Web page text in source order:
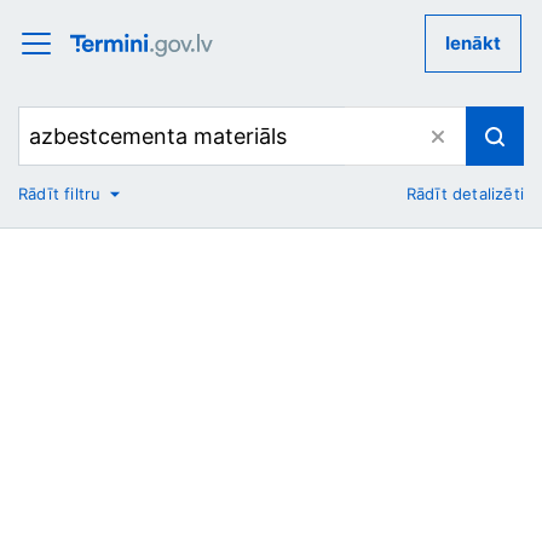
Ienākt
No
Rādīt filtru Rādīt detalizēti